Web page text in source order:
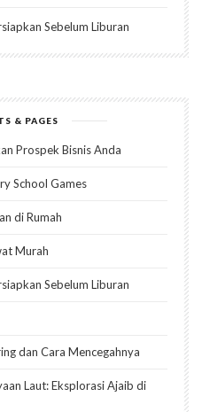
Sebelum Liburan
& PAGES
Prospek Bisnis Anda
School Games
di Rumah
Murah
Sebelum Liburan
dan Cara Mencegahnya
Laut: Eksplorasi Ajaib di